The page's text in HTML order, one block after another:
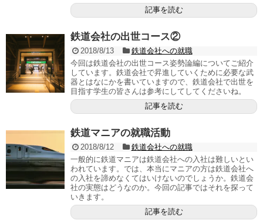
記事を読む
鉄道会社の出世コース②
2018/8/13
鉄道会社への就職
今回は鉄道会社の出世コース姿勢論編についてご紹介
しています。鉄道会社で昇進していくために必要な武
器とはなにかを書いていますので、鉄道会社で出世を
目指す学生の皆さんは参考にしてしてくださいね。
記事を読む
鉄道マニアの就職活動
2018/8/12
鉄道会社への就職
一般的に鉄道マニアは鉄道会社への入社は難しいとい
われています。では、本当にマニアの方は鉄道会社へ
の入社を諦めなくてはいけないのでしょうか。鉄道会
社の実態はどうなのか。今回の記事ではそれを探って
いきます。
記事を読む